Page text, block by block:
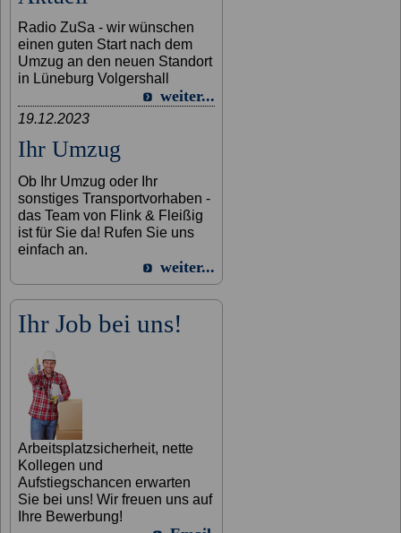
Radio ZuSa - wir wünschen
einen guten Start nach dem
Umzug an den neuen Standort
in Lüneburg Volgershall
weiter...
19.12.2023
Ihr Umzug
Ob Ihr Umzug oder Ihr
sonstiges Transportvorhaben -
das Team von Flink & Fleißig
ist für Sie da! Rufen Sie uns
einfach an.
weiter...
Ihr Job bei uns!
Arbeitsplatzsicherheit, nette
Kollegen und
Aufstiegschancen erwarten
Sie bei uns! Wir freuen uns auf
Ihre Bewerbung!